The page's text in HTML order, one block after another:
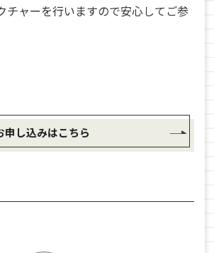
チャーを行いますので安心してご参
申し込みはこちら